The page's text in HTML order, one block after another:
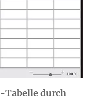
Tabelle durch